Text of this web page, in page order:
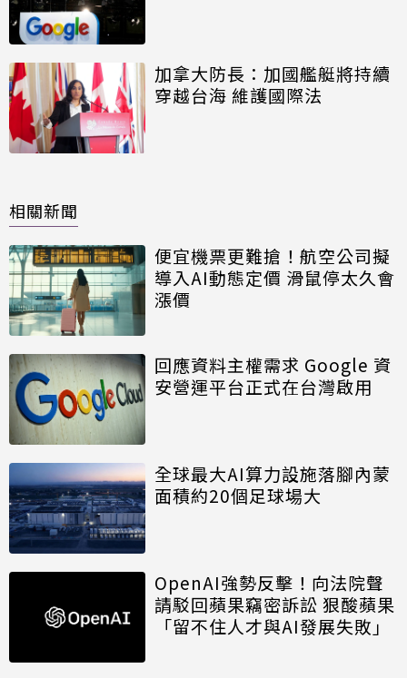
加拿大防長：加國艦艇將持續
穿越台海 維護國際法
相關新聞
便宜機票更難搶！航空公司擬
導入AI動態定價 滑鼠停太久會
漲價
回應資料主權需求 Google 資
安營運平台正式在台灣啟用
全球最大AI算力設施落腳內蒙
面積約20個足球場大
OpenAI強勢反擊！向法院聲
請駁回蘋果竊密訴訟 狠酸蘋果
「留不住人才與AI發展失敗」